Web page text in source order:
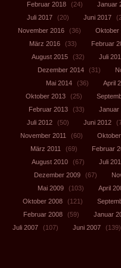
Februar 2018
(24) Januar
Juli 2017
(20) Juni 2017
November 2016
(36) Oktober
März 2016
(33) Februar
August 2015
(32) Juli
Dezember 2014
(31)
Mai 2014
(36) April
Oktober 2013
(25)
Februar 2013
(33) Januar
Juli 2012
(50) Juni 2012
November 2011
(60) Oktober
März 2011
(69) Februar
August 2010
(67) Juli
Dezember 2009
(67)
Mai 2009
(103) April
Oktober 2008
(121)
Februar 2008
(59) Januar
Juli 2007
(107) Juni 2007 (139)